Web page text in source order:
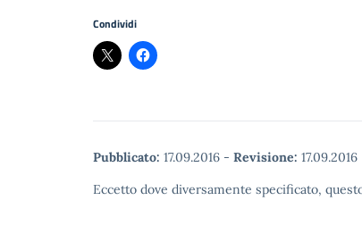
Condividi
Pubblicato: 17.09.2016 - Revisione: 17.09.2016
Eccetto dove diversamente specificato,